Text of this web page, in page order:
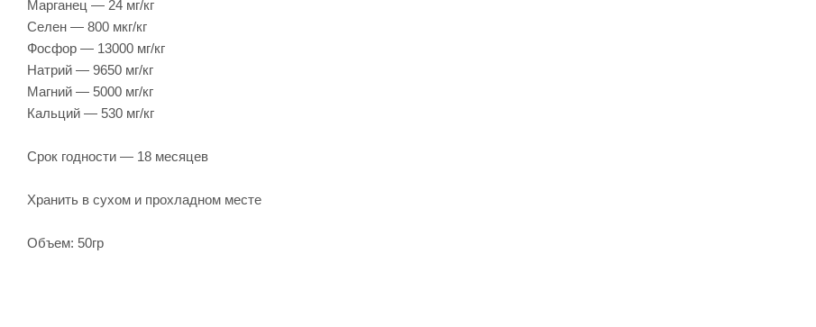
Марганец — 24 мг/кг
Селен — 800 мкг/кг
Фосфор — 13000 мг/кг
Натрий — 9650 мг/кг
Магний — 5000 мг/кг
Кальций — 530 мг/кг
Срок годности — 18 месяцев
Хранить в сухом и прохладном месте
Объем: 50гр